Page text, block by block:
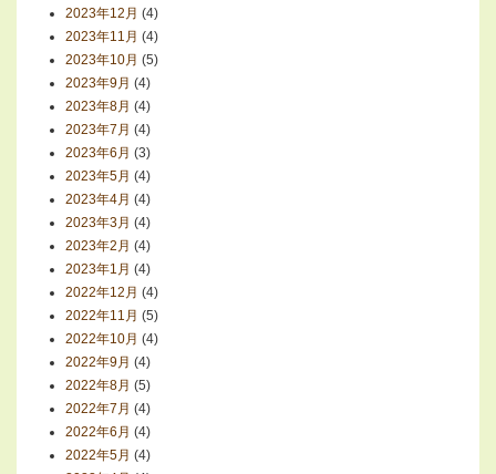
2023年12月 (4)
2023年11月 (4)
2023年10月 (5)
2023年9月 (4)
2023年8月 (4)
2023年7月 (4)
2023年6月 (3)
2023年5月 (4)
2023年4月 (4)
2023年3月 (4)
2023年2月 (4)
2023年1月 (4)
2022年12月 (4)
2022年11月 (5)
2022年10月 (4)
2022年9月 (4)
2022年8月 (5)
2022年7月 (4)
2022年6月 (4)
2022年5月 (4)